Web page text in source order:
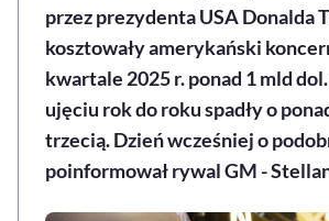
Sprawdź, jak i dlaczego zwiększamy dostępność
Deklaracja dostępności, otwiera się w
przez prezydenta USA Donalda
kosztowały amerykański
kwartale 2025 r. ponad 1 mld
ujęciu rok do roku spadły o
trzecią. Dzień wcześniej o
poinformował rywal GM -